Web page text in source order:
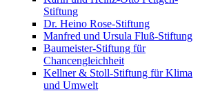
Stiftung
Dr. Heino Rose-Stiftung
Manfred und Ursula Fluß-Stiftung
Baumeister-Stiftung für
Chancengleichheit
Kellner & Stoll-Stiftung für Klima
und Umwelt